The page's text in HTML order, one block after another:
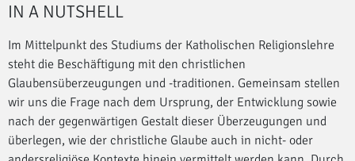
IN A NUTSHELL
Im Mittelpunkt des Studiums der Katholischen Religionslehre
steht die Beschäftigung mit den christlichen
Glaubensüberzeugungen und -traditionen. Gemeinsam stellen
wir uns die Frage nach dem Ursprung, der Entwicklung sowie
nach der gegenwärtigen Gestalt dieser Überzeugungen und
überlegen, wie der christliche Glaube auch in nicht- oder